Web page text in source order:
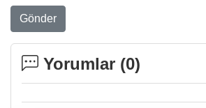
Gönder
Yorumlar (0)